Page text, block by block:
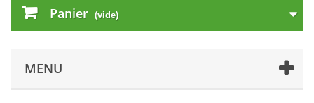
Panier (vide)
MENU